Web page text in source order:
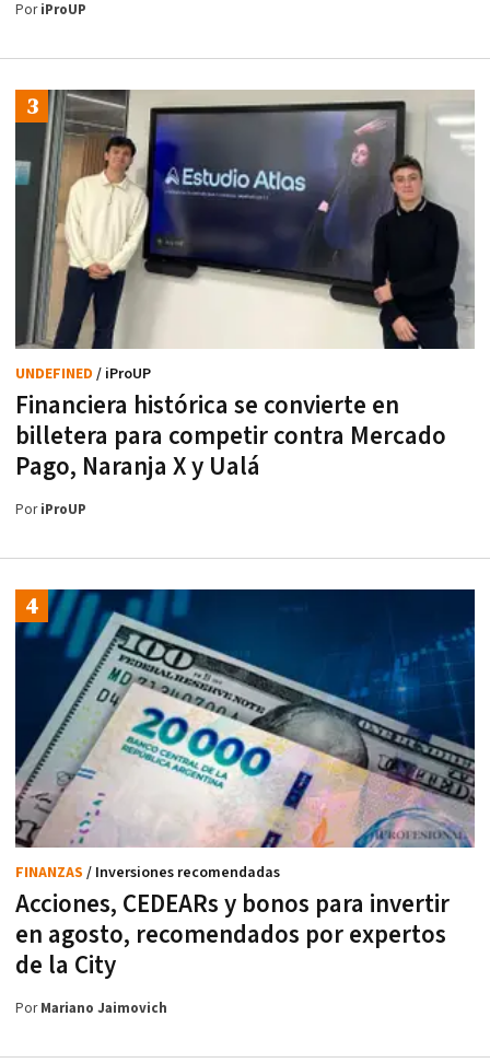
PoriProUP
Financiera histórica se convierte en
billetera para competir contra Mercado
Pago, Naranja X y Ualá
UNDEFINED / iProUP
PoriProUP
Acciones, CEDEARs y bonos para invertir
en agosto, recomendados por expertos
de la City
FINANZAS / Inversiones recomendadas
PorMariano Jaimovich